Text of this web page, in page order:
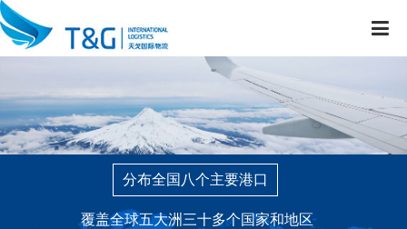
分布全国八个主要港口
覆盖全球五大洲三十多个国家和地区